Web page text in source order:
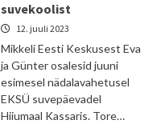
suvekoolist
12. juuli 2023
Mikkeli Eesti Keskusest Eva
ja Günter osalesid juuni
esimesel nädalavahetusel
EKSÜ suvepäevadel
Hiiumaal Kassaris. Tore…